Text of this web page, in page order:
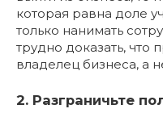
которая равна доле
только нанимать
трудно доказать, что
владелец бизнеса, а
2. Разграничьте